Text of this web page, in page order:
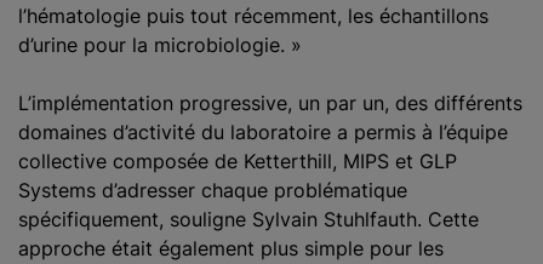
l’hématologie puis tout récemment, les échantillons
d’urine pour la microbiologie. »
L’implémentation progressive, un par un, des différents
domaines d’activité du laboratoire a permis à l’équipe
collective composée de Ketterthill, MIPS et GLP
Systems d’adresser chaque problématique
spécifiquement, souligne Sylvain Stuhlfauth. Cette
approche était également plus simple pour les